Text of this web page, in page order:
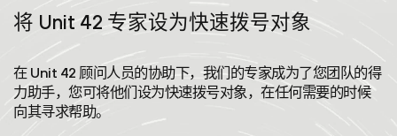
将 Unit 42 专家设为快速拨号对象
在 Unit 42 顾问人员的协助下，我们的专家成为了您团队的得
力助手，您可将他们设为快速拨号对象，在任何需要的时候
向其寻求帮助。